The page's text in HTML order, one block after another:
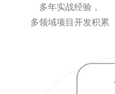
多年实战经验，
多领域项目开发积累